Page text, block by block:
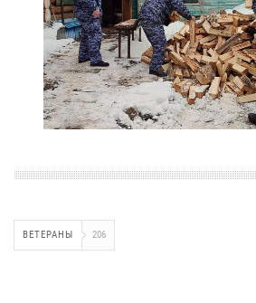
ВЕТЕРАНЫ 206